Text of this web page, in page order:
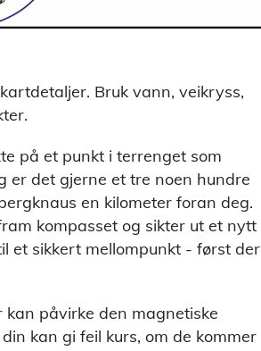
Bruk vann, veikryss,
på et punkt i terrenget som
er det gjerne et tre noen hundre
en kilometer foran deg.
kompasset og sikter ut et nytt
et sikkert mellompunkt - først der
påvirke den magnetiske
kan gi feil kurs, om de kommer